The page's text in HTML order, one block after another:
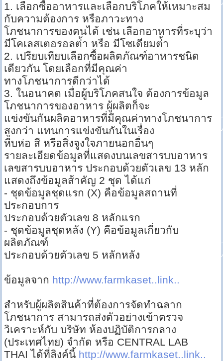
1. เลือกซื้ออาหารและเลือกบริโภคให้เหมาะสม
กับความต้องการ หรือภาวะทาง
โภชนาการของตนได้ เช่น เลือกอาหารที่ระบุว่า
มีโคเลสเตอรอลต่้า หรือ มีโซเดียมต่้า
2. เปรียบเทียบเลือกซื้อผลิตภัณฑ์อาหารชนิด
เดียวกัน โดยเลือกที่มีคุณค่า
ทางโภชนาการดีกว่าได้
3. ในอนาคต เมื่อผู้บริโภคสนใจ ต้องการข้อมูล
โภชนาการของอาหาร ผู้ผลิตก็จะ
แข่งขันกันผลิตอาหารที่มีคุณค่าทางโภชนาการ
สูงกว่า แทนการแข่งขันกันในเรื่อง
หีบห่อ สี หรือสิ่งจูงใจภายนอกอื่นๆ
รายละเอียดข้อมูลที่แสดงบนเลขสารบบอาหาร
เลขสารบบอาหาร ประกอบด้วยตัวเลข 13 หลัก
แสดงถึงข้อมูลส้าคัญ 2 ชุด ได้แก่
- ชุดข้อมูลชุดแรก (X) คือข้อมูลสถานที่
ประกอบการ
ประกอบด้วยตัวเลข 8 หลักแรก
- ชุดข้อมูลชุดหลัง (Y) คือข้อมูลเกี่ยวกับ
ผลิตภัณฑ์
ประกอบด้วยตัวเลข 5 หลักหลัง
ข้อมูลจาก http://www.farmkaset..link..
สำหรับผู้ผลิตสินค้าที่ต้องการจัดทำฉลาก
โภชนาการ สามารถส่งตัวอย่างเข้าตรวจ
วิเคราะห์กับ บริษัท ห้องปฏิบัติการกลาง
(ประเทศไทย) จำกัด หรือ CENTRAL LAB
THAI ได้ที่ลิงค์นี้ http://www.farmkaset..link..